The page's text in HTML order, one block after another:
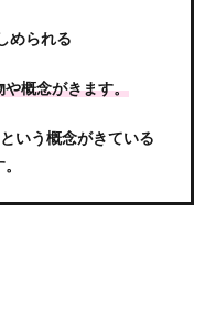
められる
概念がきます。
いう概念がきている